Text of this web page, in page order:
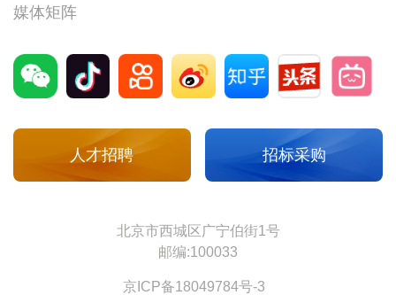
媒体矩阵
人才招聘 招标采购
北京市西城区广宁伯街1号
邮编:100033
京ICP备18049784号-3